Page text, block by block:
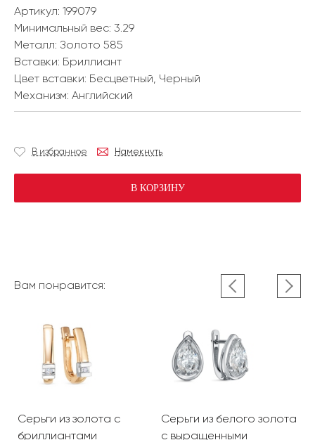
Артикул: 199079
Минимальный вес: 3.29
Металл: Золото 585
Вставки: Бриллиант
Цвет вставки: Бесцветный, Черный
Механизм: Английский
В избранное Намекнуть
В КОРЗИНУ
Вам понравится:
Серьги из золота с
бриллиантами
Серьги из белого золота
с выращенными